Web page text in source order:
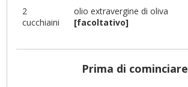
2
cucchiaini
olio extravergine di oliva
[facoltativo]
Prima di cominciare